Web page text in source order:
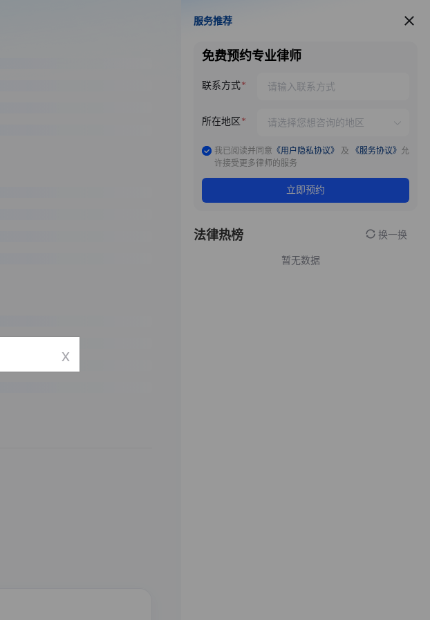
服务推荐
服务推荐
免费预约专业律师
联系方式
所在地区
我已阅读并同意 《用户隐私协议》 及 《服务协议》 允
许接受更多律师的服务
立即预约
法律热榜 换一换
暂无数据
x